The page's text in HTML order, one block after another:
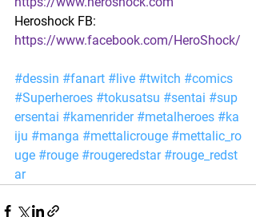
Heroshock FB:
https://www.facebook.com/HeroShock/
#dessin #fanart #live #twitch #comics
#Superheroes #tokusatsu #sentai #sup
ersentai #kamenrider #metalheroes #ka
iju #manga #mettalicrouge #mettalic_ro
uge #rouge #rougeredstar #rouge_redst
ar